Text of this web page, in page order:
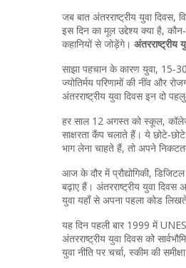
जब बात अंतरराष्ट्रीय युवा दिवस,
इस दिन का मूल उद्देश्य क्या है,
कहानियों से जोड़ेंगे। अंतरराष्ट्रीय
साझा पहचान के कारण युवा,
ज्योतिर्मय परिणामों की नींव और
अंतरराष्ट्रीय युवा दिवस इन दो
हर साल 12 अगस्त को स्कूल,
साक्षरता कैंप चलाते हैं। ये
भाग लेना चाहते हैं, तो अपने
आज के दौर मेंप्रौद्योगिकी,
बढ़ाए हैं। अंतरराष्ट्रीय युवा
युवा यहाँ से अपना पहला कोड
यह दिन पहली बार 1999 में
अंतरराष्ट्रीय युवा दिवस को
युवा नीति पर चर्चा, स्कीम की